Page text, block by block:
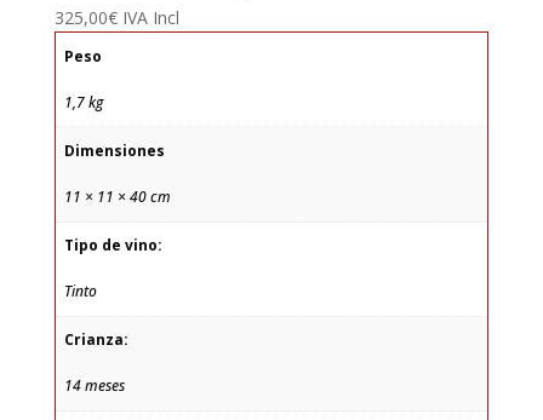
325,00€ IVA Incl
Peso
1,7 kg
Dimensiones
11 × 11 × 40 cm
Tipo de vino:
Tinto
Crianza:
14 meses